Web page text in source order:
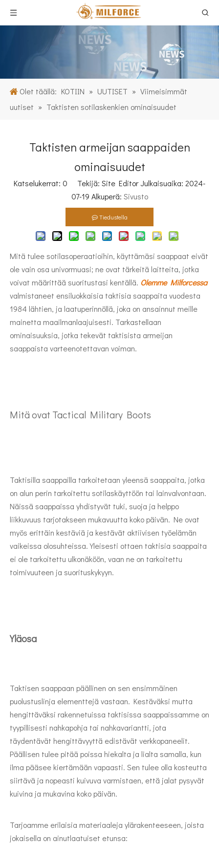
Olet täällä: KOTIIN » UUTISET » Viimeisimmät
uutiset » Taktisten sotilaskenkien ominaisuudet
Taktisten armeijan saappaiden
ominaisuudet
Katselukerrat: 0 Tekijä: Site Editor Julkaisuaika: 2024-
07-19 Alkuperä: Sivusto
Tiedustella
Mitä tulee sotilasoperaatioihin, käyttämäsi saappaat eivät
ole vain osa univormuasi; ne ovat tärkeitä laitteita, jotka
voivat määrittää suoritustasi kentällä. Olemme Milforcessa
valmistaneet ensiluokkaisia ​​taktisia saappaita vuodesta
1984 lähtien, ja laatuperinnöllä, joka on ansainnut meille
mainetta maailmanlaajuisesti. Tarkastellaan
ominaisuuksia, jotka tekevät taktisista armeijan
saappaista varteenotettavan voiman.
Mitä ovat Tactical Military Boots
Taktisilla saappailla tarkoitetaan yleensä saappaita, jotka
on alun perin tarkoitettu sotilaskäyttöön tai lainvalvontaan.
Näissä saappaissa yhdistyvät tuki, suoja ja helppo
liikkuvuus tarjotakseen mukavuutta koko päivän. Ne ovat
myös erittäin kestäviä ja kestävät aktiivisen työelämän
vaikeissa olosuhteissa. Yleisesti ottaen taktisia saappaita
ei ole tarkoitettu ulkonäköön, vaan ne on tarkoitettu
toimivuuteen ja suorituskykyyn.
Yläosa
Taktisen saappaan päällinen on sen ensimmäinen
puolustuslinja elementtejä vastaan. Kestäväksi mutta
hengittäväksi rakennetuissa taktisissa saappaissamme on
tyypillisesti nahkapohja tai nahkavariantti, jota
täydentävät hengittävyyttä edistävät verkkopaneelit.
Päällisen tulee pitää poissa hiekalta ja lialta samalla, kun
ilma pääsee kiertämään vapaasti. Sen tulee olla kosteutta
siirtävä ja nopeasti kuivuva varmistaen, että jalat pysyvät
kuivina ja mukavina koko päivän.
Tarjoamme erilaisia ​​materiaaleja ylärakenteeseen, joista
jokaisella on ainutlaatuiset etunsa: